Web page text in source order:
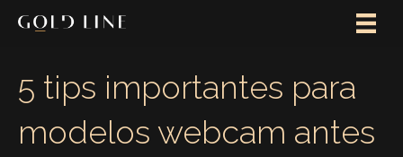
5 tips importantes para
modelos webcam antes